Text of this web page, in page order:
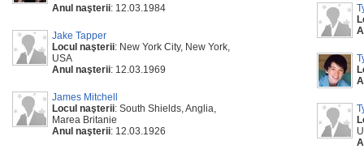
Anul naşterii: 12.03.1984
Jake Tapper
Locul naşterii: New York City, New York,
USA
Anul naşterii: 12.03.1969
James Mitchell
Locul naşterii: South Shields, Anglia,
Marea Britanie
Anul naşterii: 12.03.1926